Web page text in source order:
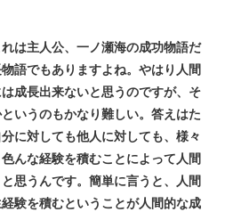
は主人公、一ノ瀬海の成功物語だ
語でもありますよね。やはり人間
成長出来ないと思うのですが、そ
いうのもかなり難しい。答えはた
に対しても他人に対しても、様々
んな経験を積むことによって人間
思うんです。簡単に言うと、人間
験を積むということが人間的な成